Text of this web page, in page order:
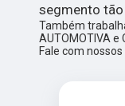
segmento
Também
AUTOMOTIVA e
Fale com